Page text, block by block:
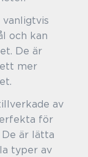
och kan
De är
mer
av
för
De är lätta
typer av